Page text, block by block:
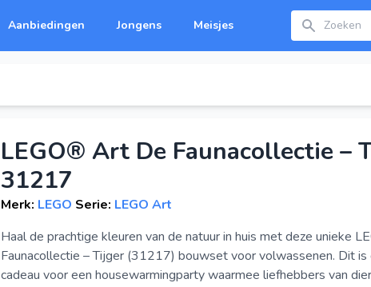
Aanbiedingen Jongens Meisjes Zoeken
LEGO® Art De Faunacollectie –
31217
Merk: LEGO Serie: LEGO Art
Haal de prachtige kleuren van de natuur in huis met deze unieke
Faunacollectie – Tijger (31217) bouwset voor volwassenen. Dit is
cadeau voor een housewarmingparty waarmee liefhebbers van